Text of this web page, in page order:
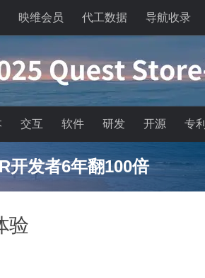
映维会员 代工数据 导航收录
交互 软件 研发 开源 专利
开发者6年翻100倍
验